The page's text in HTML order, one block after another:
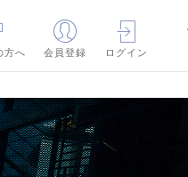
方へ 会員登録 ログイン